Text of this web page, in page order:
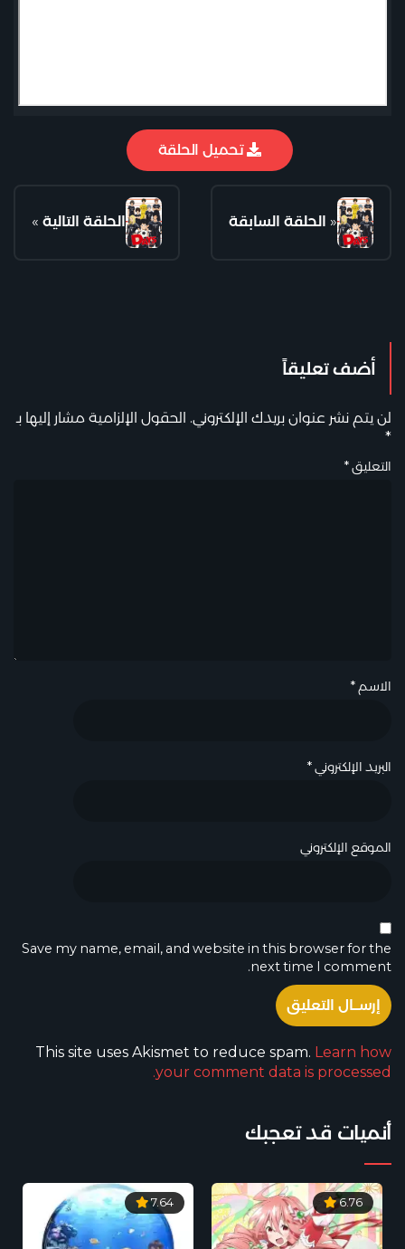
تحميل الحلقة
الحلقة التالية » « الحلقة السابقة
أضف تعليقاً
لن يتم نشر عنوان بريدك الإلكتروني. الحقول الإلزامية مشار إليها بـ
*
التعليق*
الاسم *
البريد الإلكتروني*
الموقع الإلكتروني
Save my name, email, and website in this browser for the
next time I comment.
This site uses Akismet to reduce spam. Learn how
your comment data is processed.
أنميات قد تعجبك
6.76
7.64